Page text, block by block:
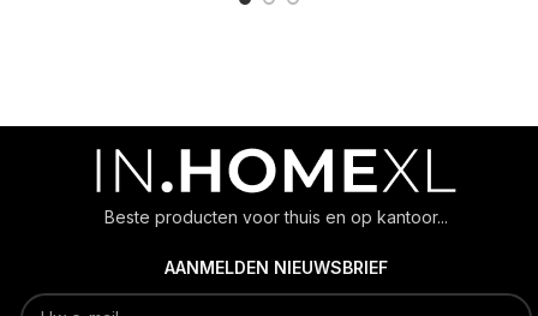
Beste producten voor thuis en op kantoor...
AANMELDEN NIEUWSBRIEF